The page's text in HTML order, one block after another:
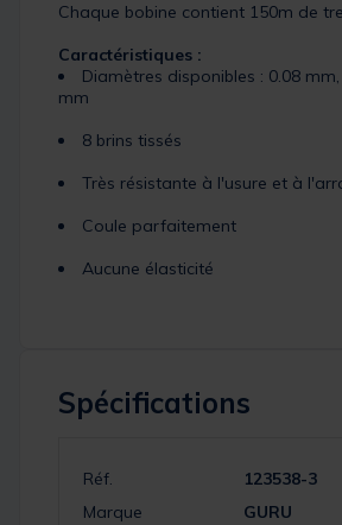
Chaque bobine contient 150m de
Caractéristiques :
Diamètres disponibles : 0.08
mm
8 brins tissés
Très résistante à l'usure et à
Coule parfaitement
Aucune élasticité
Spécifications
Réf.
123538-3
Marque
GURU